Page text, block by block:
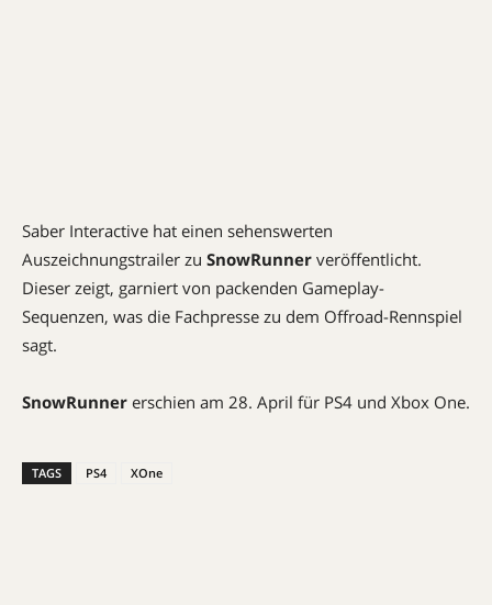
Saber Interactive hat einen sehenswerten
Auszeichnungstrailer zu SnowRunner veröffentlicht.
Dieser zeigt, garniert von packenden Gameplay-
Sequenzen, was die Fachpresse zu dem Offroad-Rennspiel
sagt.
SnowRunner erschien am 28. April für PS4 und Xbox One.
TAGS PS4 XOne